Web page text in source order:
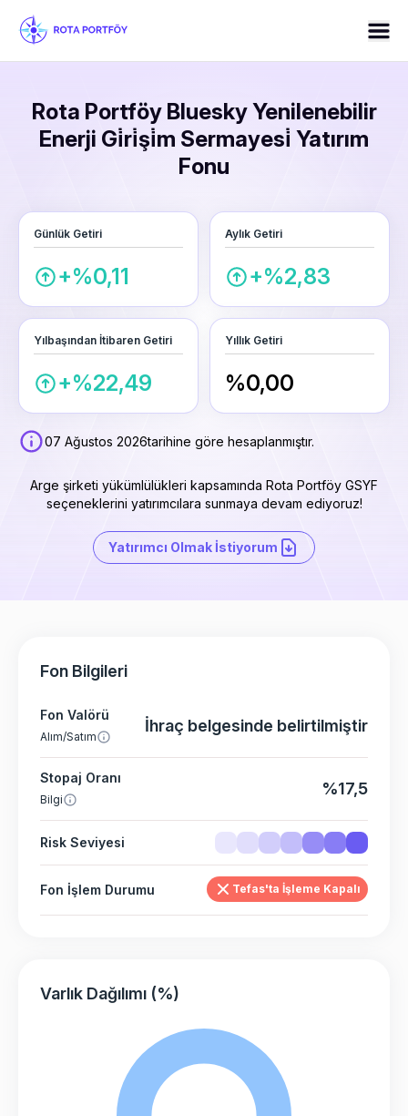
Rota Portföy Bluesky Yenilenebilir
Enerji Gi̇ri̇şi̇m Sermayesi̇ Yatırım
Fonu
Günlük Getiri
+%0,11
Aylık Getiri
+%2,83
Yılbaşından İtibaren Getiri
+%22,49
Yıllık Getiri
%0,00
07 Ağustos 2026tarihine göre hesaplanmıştır.
Arge şirketi yükümlülükleri kapsamında Rota Portföy GSYF
seçeneklerini yatırımcılara sunmaya devam ediyoruz!
Yatırımcı Olmak İstiyorum
Fon Bilgileri
Fon Valörü
Alım/Satım
İhraç belgesinde belirtilmiştir
Stopaj Oranı
Bilgi
%17,5
Risk Seviyesi
Fon İşlem Durumu Tefas'ta İşleme Kapalı
Varlık Dağılımı (%)